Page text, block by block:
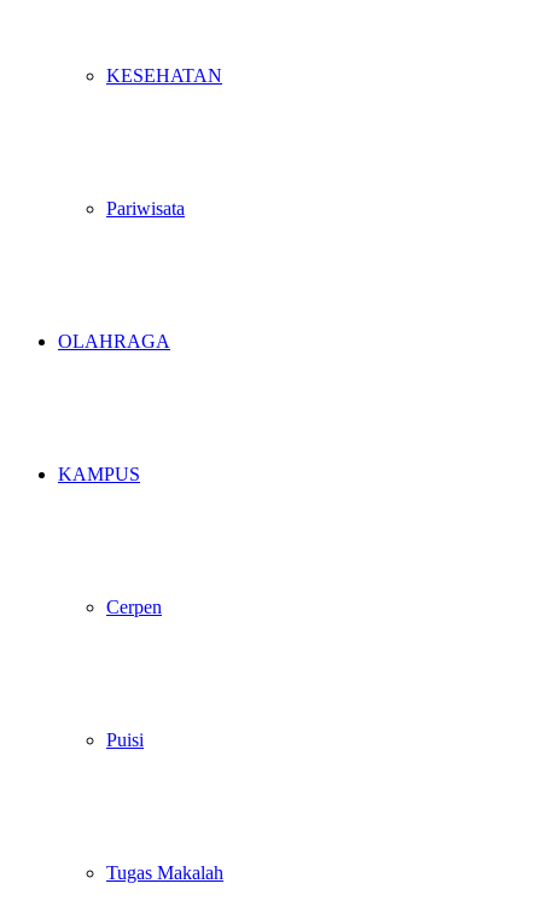
KESEHATAN
Pariwisata
OLAHRAGA
KAMPUS
Cerpen
Puisi
Tugas Makalah